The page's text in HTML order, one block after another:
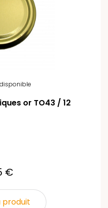
or TO43 / 12
€
produit